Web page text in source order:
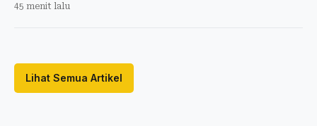
45 menit lalu
Lihat Semua Artikel